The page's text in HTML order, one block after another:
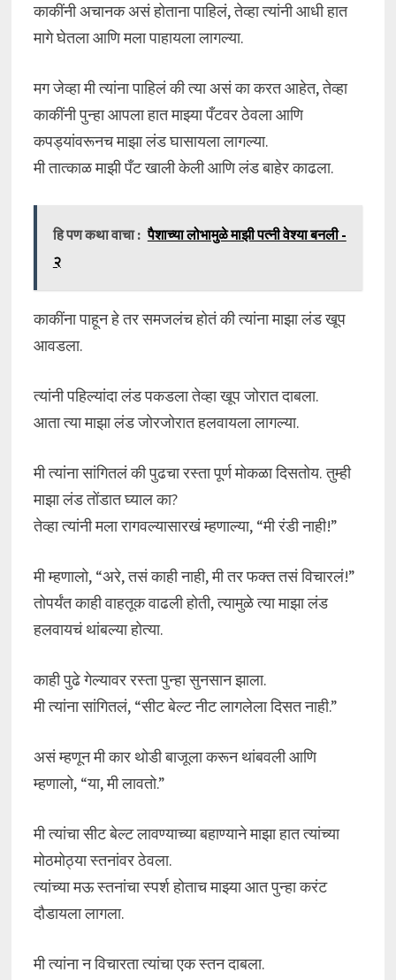
काकींनी अचानक असं होताना पाहिलं, तेव्हा त्यांनी आधी हात
मागे घेतला आणि मला पाहायला लागल्या.
मग जेव्हा मी त्यांना पाहिलं की त्या असं का करत आहेत, तेव्हा
काकींनी पुन्हा आपला हात माझ्या पँटवर ठेवला आणि
कपड्यांवरूनच माझा लंड घासायला लागल्या.
मी तात्काळ माझी पँट खाली केली आणि लंड बाहेर काढला.
हि पण कथा वाचा : पैशाच्या लोभामुळे माझी पत्नी वेश्या बनली -
२
काकींना पाहून हे तर समजलंच होतं की त्यांना माझा लंड खूप
आवडला.
त्यांनी पहिल्यांदा लंड पकडला तेव्हा खूप जोरात दाबला.
आता त्या माझा लंड जोरजोरात हलवायला लागल्या.
मी त्यांना सांगितलं की पुढचा रस्ता पूर्ण मोकळा दिसतोय. तुम्ही
माझा लंड तोंडात घ्याल का?
तेव्हा त्यांनी मला रागवल्यासारखं म्हणाल्या, “मी रंडी नाही!”
मी म्हणालो, “अरे, तसं काही नाही, मी तर फक्त तसं विचारलं!”
तोपर्यंत काही वाहतूक वाढली होती, त्यामुळे त्या माझा लंड
हलवायचं थांबल्या होत्या.
काही पुढे गेल्यावर रस्ता पुन्हा सुनसान झाला.
मी त्यांना सांगितलं, “सीट बेल्ट नीट लागलेला दिसत नाही.”
असं म्हणून मी कार थोडी बाजूला करून थांबवली आणि
म्हणालो, “या, मी लावतो.”
मी त्यांचा सीट बेल्ट लावण्याच्या बहाण्याने माझा हात त्यांच्या
मोठमोठ्या स्तनांवर ठेवला.
त्यांच्या मऊ स्तनांचा स्पर्श होताच माझ्या आत पुन्हा करंट
दौडायला लागला.
मी त्यांना न विचारता त्यांचा एक स्तन दाबला.